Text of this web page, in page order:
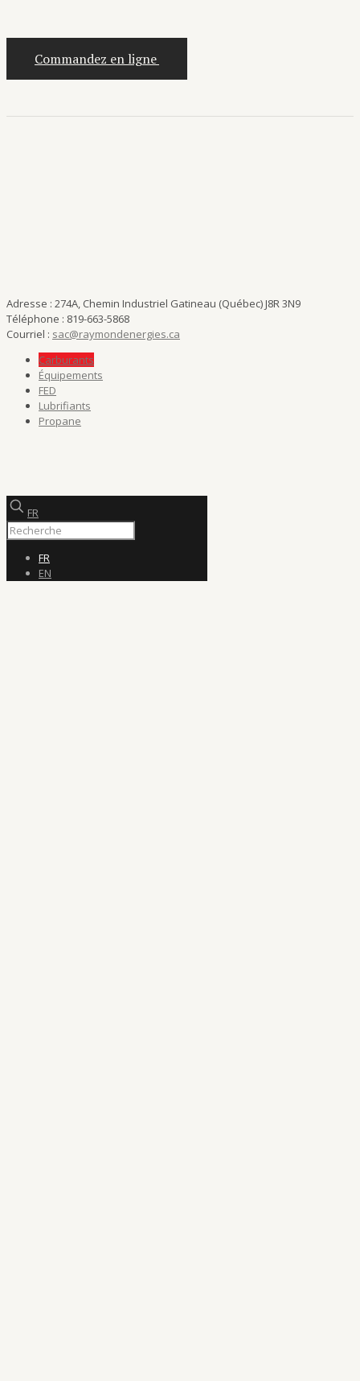
Commandez en ligne
Adresse : 274A, Chemin Industriel Gatineau (Québec) J8R 3N9
Téléphone : 819-663-5868
Courriel : sac@raymondenergies.ca
Carburants
Équipements
FED
Lubrifiants
Propane
FR
FR
EN